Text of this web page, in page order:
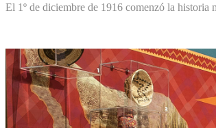
El 1º de diciembre de 1916 comenzó la